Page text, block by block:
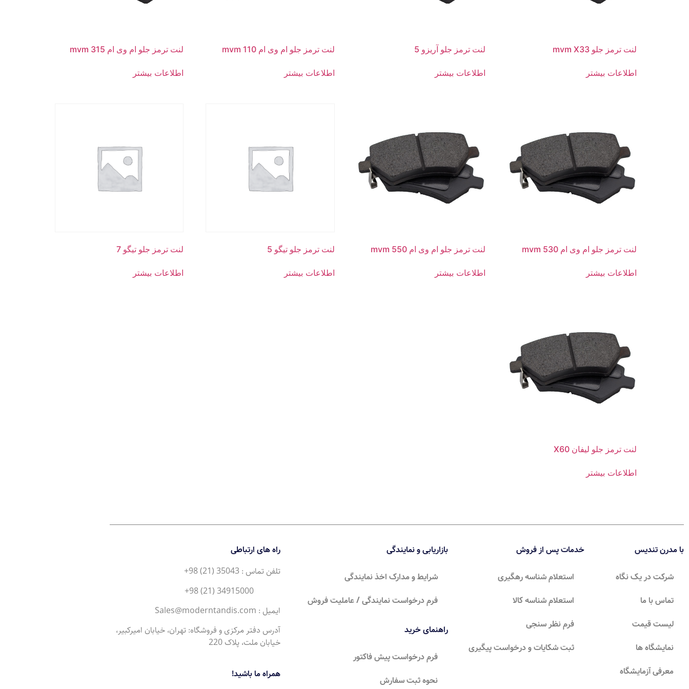
لنت ترمز جلو mvm X33
اطلاعات بیشتر
لنت ترمز جلو آریزو 5
اطلاعات بیشتر
لنت ترمز جلو ام وی ام 110 mvm
اطلاعات بیشتر
لنت ترمز جلو ام وی ام 315 mvm
اطلاعات بیشتر
لنت ترمز جلو ام وی ام 530 mvm
اطلاعات بیشتر
لنت ترمز جلو ام وی ام 550 mvm
اطلاعات بیشتر
لنت ترمز جلو تیگو 5
اطلاعات بیشتر
لنت ترمز جلو تیگو 7
اطلاعات بیشتر
لنت ترمز جلو لیفان X60
اطلاعات بیشتر
با مدرن تندیس
شرکت در یک نگاه
تماس با ما
لیست قیمت
نمایشگاه ها
معرفی آزمایشگاه
خدمات پس از فروش
استعلام شناسه رهگیری
استعلام شناسه کالا
فرم نظر سنجی
ثبت شکایات و درخواست پیگیری
بازاریابی و نمایندگی
شرایط و مدارک اخذ نمایندگی
فرم درخواست نمایندگی / عاملیت فروش
راهنمای خرید
فرم درخواست پیش فاکتور
نحوه ثبت سفارش
راه های ارتباطی
تلفن تماس : 35043 (21) 98+
ایمیل : Sales@moderntandis.com
آدرس دفتر مرکزی و فروشگاه: تهران، خیابان امیرکبیر،
خیابان ملت، پلاک 220
همراه ما باشید!